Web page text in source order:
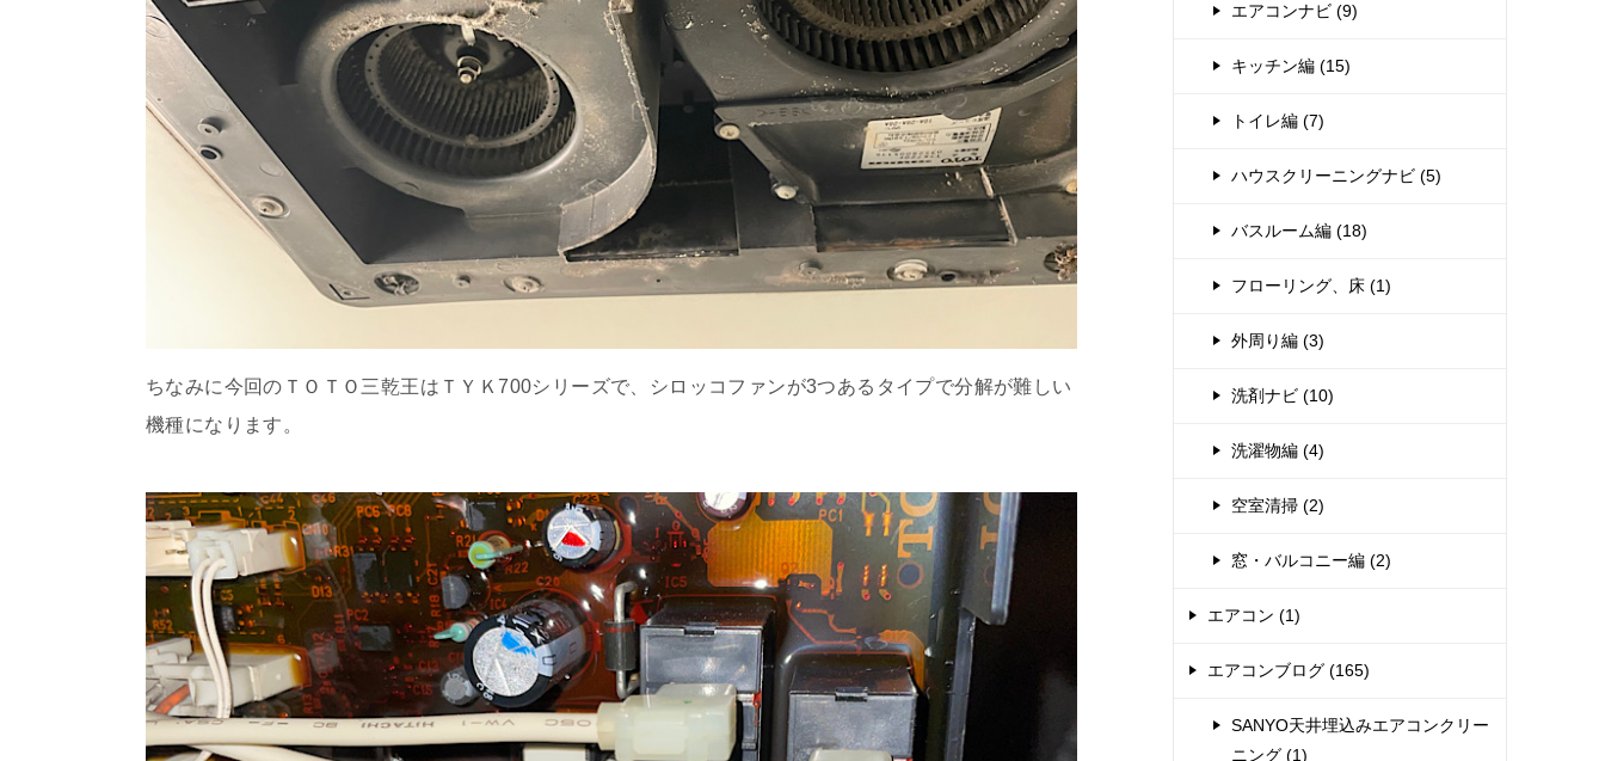
ちなみに今回のＴＯＴＯ三乾王はＴＹＫ700シリーズで、シロッコファンが3つあるタイプで分解が難しい
機種になります。
エアコンナビ (9)
キッチン編 (15)
トイレ編 (7)
ハウスクリーニングナビ (5)
バスルーム編 (18)
フローリング、床 (1)
外周り編 (3)
洗剤ナビ (10)
洗濯物編 (4)
空室清掃 (2)
窓・バルコニー編 (2)
エアコン (1)
エアコンブログ (165)
SANYO天井埋込みエアコンクリー
ニング (1)